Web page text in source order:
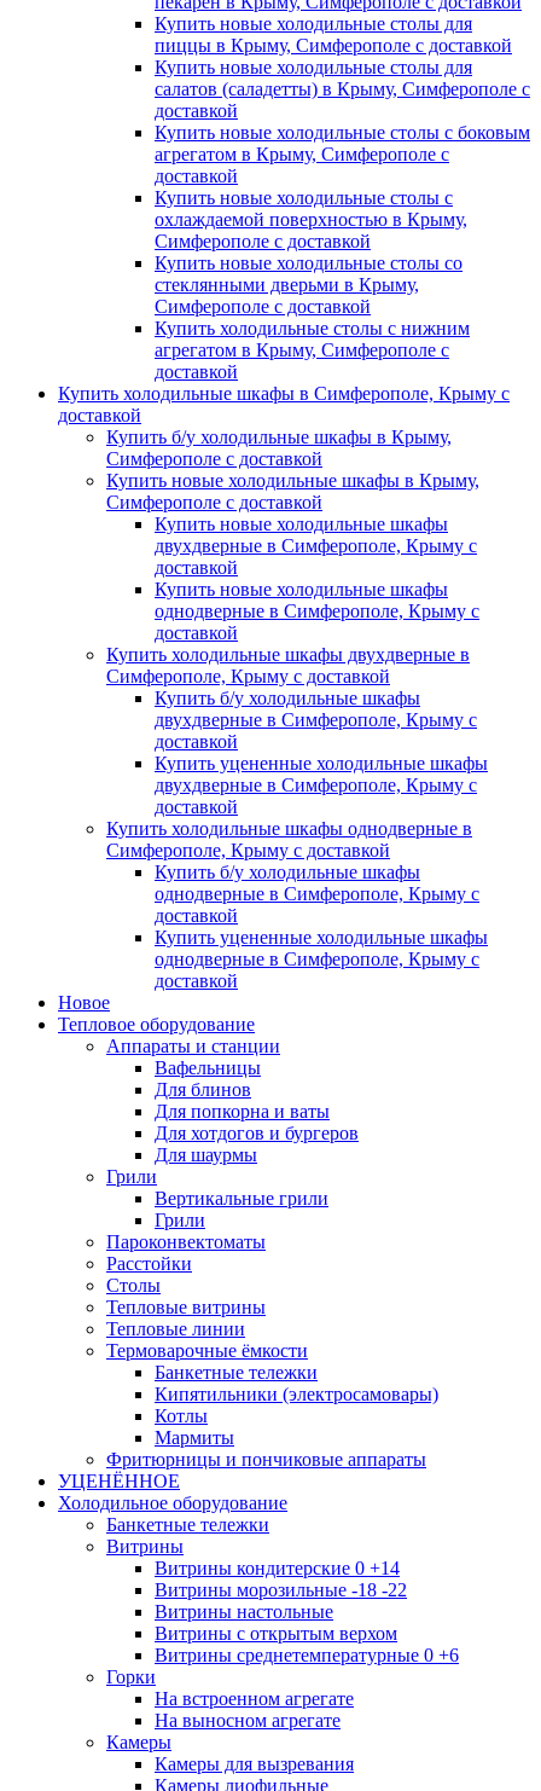
Купить новые холодильные столы для
пиццы в Крыму, Симферополе с доставкой
Купить новые холодильные столы для
салатов (саладетты) в Крыму, Симферополе с
доставкой
Купить новые холодильные столы с боковым
агрегатом в Крыму, Симферополе с
доставкой
Купить новые холодильные столы с
охлаждаемой поверхностью в Крыму,
Симферополе с доставкой
Купить новые холодильные столы со
стеклянными дверьми в Крыму,
Симферополе с доставкой
Купить холодильные столы с нижним
агрегатом в Крыму, Симферополе с
доставкой
Купить холодильные шкафы в Симферополе, Крыму с
доставкой
Купить б/у холодильные шкафы в Крыму,
Симферополе с доставкой
Купить новые холодильные шкафы в Крыму,
Симферополе с доставкой
Купить новые холодильные шкафы
двухдверные в Симферополе, Крыму с
доставкой
Купить новые холодильные шкафы
однодверные в Симферополе, Крыму с
доставкой
Купить холодильные шкафы двухдверные в
Симферополе, Крыму с доставкой
Купить б/у холодильные шкафы
двухдверные в Симферополе, Крыму с
доставкой
Купить уцененные холодильные шкафы
двухдверные в Симферополе, Крыму с
доставкой
Купить холодильные шкафы однодверные в
Симферополе, Крыму с доставкой
Купить б/у холодильные шкафы
однодверные в Симферополе, Крыму с
доставкой
Купить уцененные холодильные шкафы
однодверные в Симферополе, Крыму с
доставкой
Новое
Тепловое оборудование
Аппараты и станции
Вафельницы
Для блинов
Для попкорна и ваты
Для хотдогов и бургеров
Для шаурмы
Грили
Вертикальные грили
Грили
Пароконвектоматы
Расстойки
Столы
Тепловые витрины
Тепловые линии
Термоварочные ёмкости
Банкетные тележки
Кипятильники (электросамовары)
Котлы
Мармиты
Фритюрницы и пончиковые аппараты
УЦЕНЁННОЕ
Холодильное оборудование
Банкетные тележки
Витрины
Витрины кондитерские 0 +14
Витрины морозильные -18 -22
Витрины настольные
Витрины с открытым верхом
Витрины среднетемпературные 0 +6
Горки
На встроенном агрегате
На выносном агрегате
Камеры
Камеры для вызревания
Камеры лиофильные